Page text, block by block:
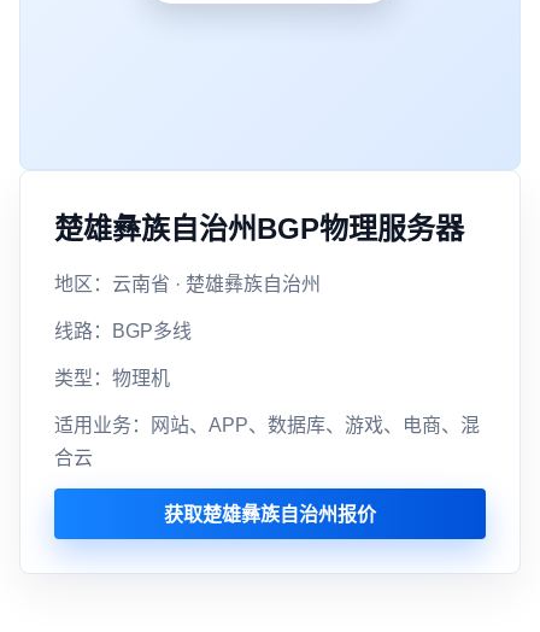
楚雄彝族自治州BGP物理服务器
地区：云南省 · 楚雄彝族自治州
线路：BGP多线
类型：物理机
适用业务：网站、APP、数据库、游戏、电商、混
合云
获取楚雄彝族自治州报价